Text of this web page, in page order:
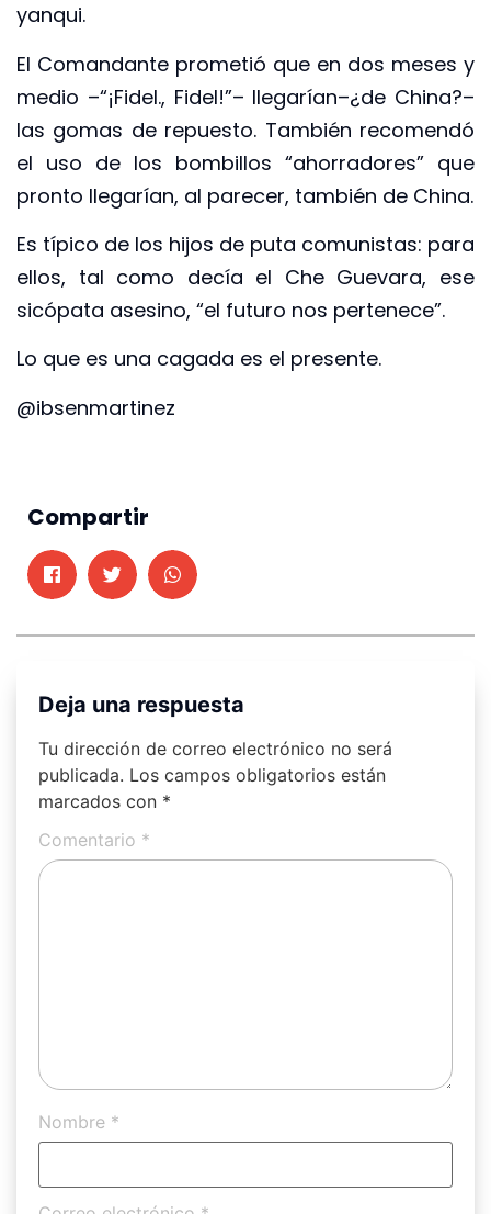
yanqui.
El Comandante prometió que en dos meses y
medio –“¡Fidel., Fidel!”– llegarían–¿de China?–
las gomas de repuesto. También recomendó
el uso de los bombillos “ahorradores” que
pronto llegarían, al parecer, también de China.
Es típico de los hijos de puta comunistas: para
ellos, tal como decía el Che Guevara, ese
sicópata asesino, “el futuro nos pertenece”.
Lo que es una cagada es el presente.
@ibsenmartinez
Compartir
Deja una respuesta
Tu dirección de correo electrónico no será
publicada. Los campos obligatorios están
marcados con *
Comentario *
Nombre *